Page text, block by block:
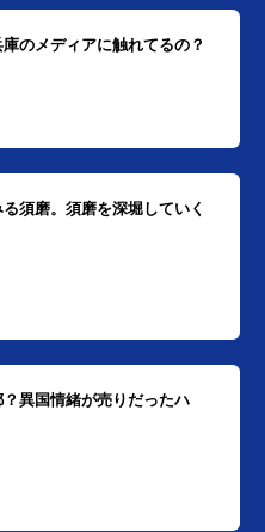
のメディアに触れてるの？
須磨。須磨を深堀していく
異国情緒が売りだったハ